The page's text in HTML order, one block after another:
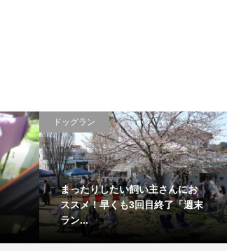
ドッグラン
まったりしたい飼い主さんにお
ススメ！早くも3回目終了「週末
ラン...